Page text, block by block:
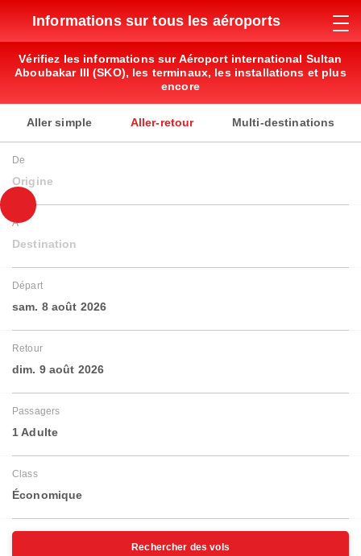
Informations sur tous les aéroports
Vérifiez les informations sur Aéroport international Sultan
Aboubakar III (SKO), les terminaux, les installations et plus
encore
Aller simple Aller-retour Multi-destinations
De
Origine
À
Destination
Départ
sam. 8 août 2026
Retour
dim. 9 août 2026
Passagers
1 Adulte
Class
Économique
Rechercher des vols